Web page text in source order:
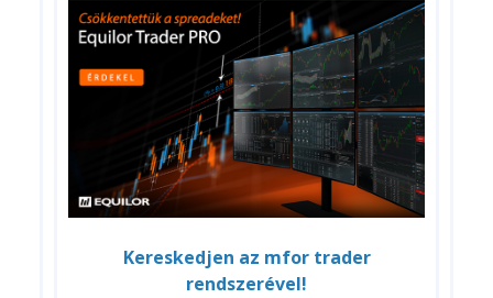
Kereskedjen az mfor trader
rendszerével!